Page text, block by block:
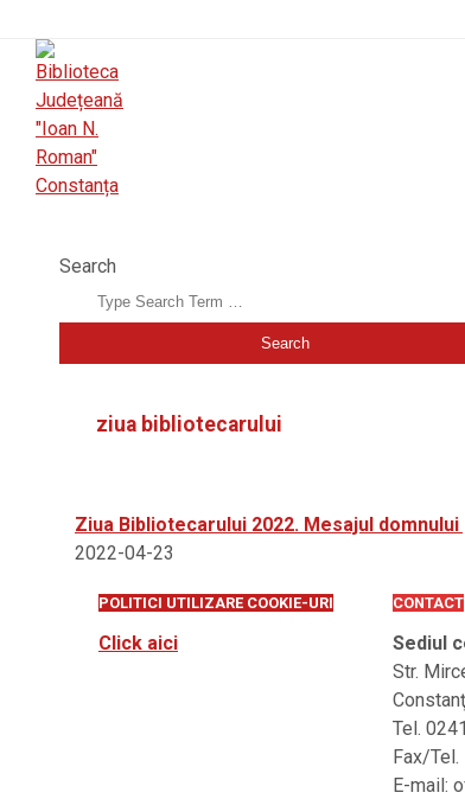
BIBLIOTECA JUDEȚEANĂ "IOAN N. ROMAN"
Search
ziua bibliotecarului
Ziua Bibliotecarului 2022. Mesajul
2022-04-23
POLITICI UTILIZARE COOKIE-URI
Click aici
CONTACT
Sediul
Str.
Tel.
Fax/
E-mail: